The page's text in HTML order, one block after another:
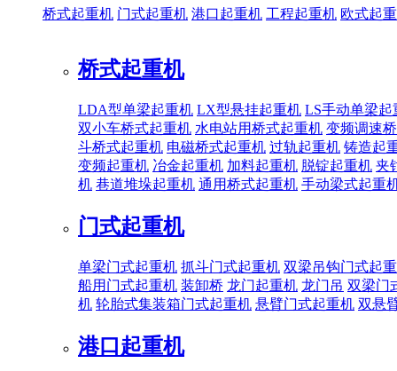
桥式起重机 门式起重机 港口起重机 工程起重机 欧式起
桥式起重机
LDA型单梁起重机 LX型悬挂起重机 LS手动单梁起
双小车桥式起重机 水电站用桥式起重机 变频调速
斗桥式起重机 电磁桥式起重机 过轨起重机 铸造起
变频起重机 冶金起重机 加料起重机 脱锭起重机 夹
机 巷道堆垛起重机 通用桥式起重机 手动梁式起重
门式起重机
单梁门式起重机 抓斗门式起重机 双梁吊钩门式起
船用门式起重机 装卸桥 龙门起重机 龙门吊 双梁门
机 轮胎式集装箱门式起重机 悬臂门式起重机 双悬
港口起重机